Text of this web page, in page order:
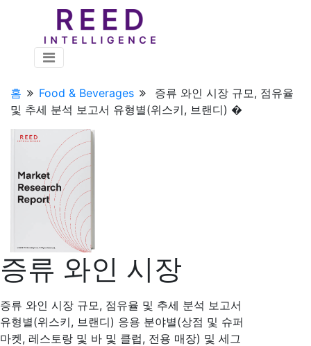
홈 Food & Beverages
증류 와인 시장 규모, 점유율
및 추세 분석 보고서 유형별(위스키, 브랜디) �
증류 와인 시장
증류 와인 시장 규모, 점유율 및 추세 분석 보고서
유형별(위스키, 브랜디) 응용 분야별(상점 및 슈퍼
마켓, 레스토랑 및 바 및 클럽, 전용 매장) 및 세그